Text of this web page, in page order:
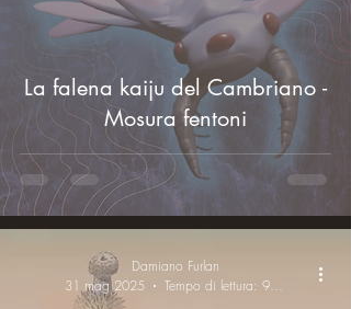
La falena kaiju del Cambriano -
Mosura fentoni
Damiano Furlan
31 mag 2025
Tempo di lettura: 9 min